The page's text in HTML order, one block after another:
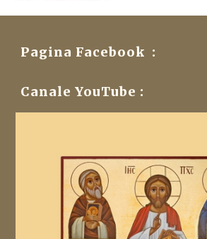
Pagina Facebook :
Canale YouTube :